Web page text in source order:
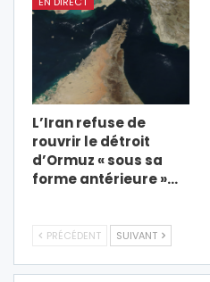
L’Iran refuse de
rouvrir le détroit
d’Ormuz « sous sa
forme antérieure »…
PRÉCÉDENT SUIVANT